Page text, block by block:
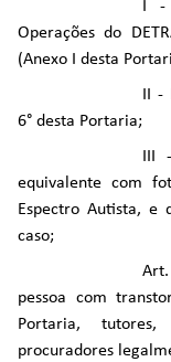
I
Operações do
(Anexo I desta
II
6° desta Portaria;
III
equivalente com
Espectro Autista, e
caso;
pessoa com
Portaria,
procuradores